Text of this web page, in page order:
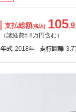
支払総額(税込) 105.9
（諸経費5.8万円含む）
年式 2018年 走行距離 3.7